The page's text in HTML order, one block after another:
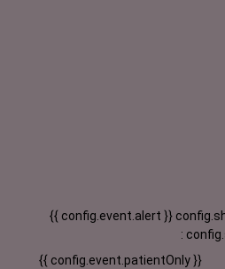
{{ config.event.alert }}
:
{{ config.event.patientOnly }}